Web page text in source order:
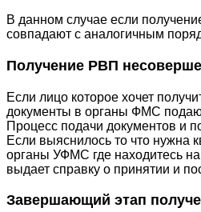
В данном случае если
совпадают с аналогичным
Получение РВП
Если лицо которое хочет
документы в органы ФМС
Процесс подачи документов и
Если выяснилось то что нужна
органы УФМС где находитесь
выдает справку о принятии и
Завершающий этап